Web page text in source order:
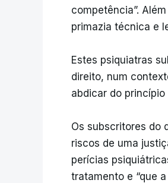
competência”.
primazia técnica e
Estes psiquiatras
direito, num
abdicar do princípio
Os subscritores do
riscos de uma
perícias
tratamento e “que